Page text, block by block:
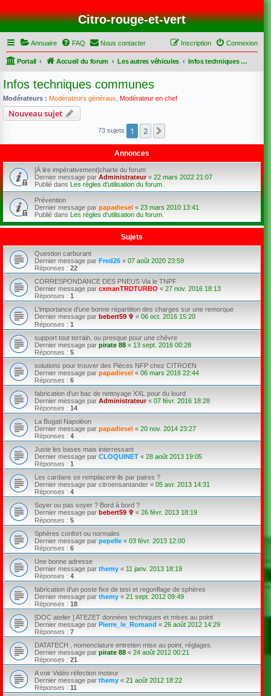
Citro-rouge-et-vert
Annuaire FAQ Nous contacter Connexion
Inscription
Portail Accueil du forum Les autres véhicules Infos techniques communes
Infos techniques communes
Modérateurs : Modérateurs généraux Modérateur en chef
Nouveau sujet
73 sujets 1 2
Annonces
[À lire impérativement]charte du forum
Dernier message par Administrateur« 22 mars 2022 21:07
Publié dans Les règles d'utilisation du forum.
Prévention
Dernier message par papadiesel « 23 mars 2010 13:41
Publié dans Les règles d'utilisation du forum.
Sujets
Question carburant
Dernier message par Fred26 « 07 août 2020 23:59
Réponses : 22
CORRESPONDANCE DES PNEUS Via le TNPF
Dernier message par cxmanTRDTURBO « 27 nov. 2016 18:13
Réponses : 1
L'importance d'une bonne répartition des charges sur une remorque
Dernier message par bebert59 ✞ « 06 oct. 2016 15:20
Réponses : 1
support tout terrain, ou presque pour une chévre
Dernier message par pirate 88 « 13 sept. 2016 00:28
Réponses : 5
solutions pour trouver des Pièces NFP chez CITROEN
Dernier message par papadiesel « 06 mars 2016 22:44
Réponses : 6
fabrication d'un bac de nettoyage XXL pour du lourd
Dernier message par Administrateur« 07 févr. 2016 18:28
Réponses : 14
La Bugati Napoléon
Dernier message par papadiesel « 20 nov. 2014 23:27
Réponses : 4
Juste les bases mais interressant
Dernier message par CLOQUINET « 28 août 2013 19:05
Réponses : 1
Les cardans se remplacent-ils par paires ?
Dernier message par citroensantander « 05 avr. 2013 14:31
Réponses : 4
Soyer ou pas soyer ? Bord à bord ?
Dernier message par bebert59 ✞ « 26 févr. 2013 18:19
Réponses : 5
Sphères confort ou normales
Dernier message par pepelle « 03 févr. 2013 12:00
Réponses : 6
Une bonne adresse
Dernier message par themy « 11 janv. 2013 18:19
Réponses : 4
fabrication d'un poste fixe de test et regonflage de sphères
Dernier message par themy « 21 sept. 2012 09:49
Réponses : 18
[DOC atelier ] ATEZET données techniques et mises au point
Dernier message par Pierre_le_Romand « 26 août 2012 14:29
Réponses : 7
DATATECH , nomenclature entretien mise au point, réglages.
Dernier message par pirate 88 « 24 août 2012 00:21
Réponses : 21
A voir Vidéo réfection moteur
Dernier message par themy « 21 août 2012 18:22
Réponses : 11